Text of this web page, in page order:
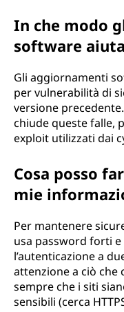
In che modo
software
Gli aggiornamenti
per vulnerabilità di
versione
chiude queste falle,
exploit utilizzati dai
Cosa posso
mie
Per mantenere
usa password forti
l’autenticazione a
attenzione a ciò che
sempre che i siti
sensibili (cerca